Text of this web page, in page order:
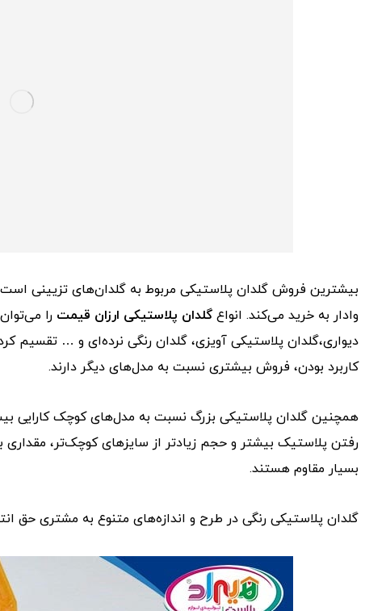
بیشترین فروش گلدان پلاستیکی مربوط به گلدان‌های تزیینی است؛
وادار به خرید می‌کند. انواع گلدان‌ پلاستیکی ارزان قیمت را
دیواری،گلدان پلاستیکی آویزی، گلدان رنگی نرده‌ای و … تقسیم
کاربرد بودن، فروش بیشتری نسبت به مدل‌های دیگر دارند.
همچنین گلدان پلاستیکی بزرگ نسبت به مدل‌های کوچک کارایی
رفتن پلاستیک بیشتر و حجم زیادتر از سایزهای کوچک‌تر،
بسیار مقاوم هستند.
گلدان‌ پلاستیکی رنگی در طرح و اندازه‌های متنوع به مشتری حق